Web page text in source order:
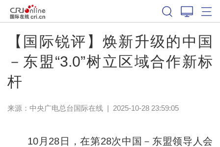
【国际锐评】焕新升级的中国
－东盟“3.0”树立区域合作新标
杆
来源：中央广电总台国际在线| 2025-10-28 23:59:05
10月28日，在第28次中国－东盟领导人会